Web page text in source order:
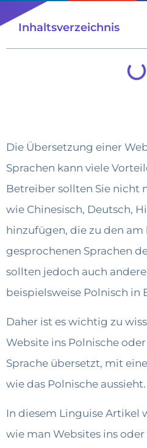
Inhaltsverzeichnis
Die Übersetzung einer
Sprachen kann viele
Betreiber sollten Sie nicht
wie Chinesisch, Deutsch,
hinzufügen, die zu den am
gesprochenen Sprachen
sollten jedoch auch
beispielsweise Polnisch in
Daher ist es wichtig zu
Website ins Polnische
Sprache übersetzt, mit
wie das Polnische aussieht.
In diesem Linguise Artikel
wie man Websites ins